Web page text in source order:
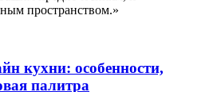
пространством.»
кухни: особенности,
палитра